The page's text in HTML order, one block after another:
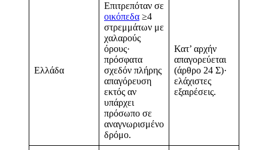
Ελλάδα
Επιτρεπόταν σε
οικόπεδα ≥4
στρεμμάτων με
χαλαρούς
όρους·
πρόσφατα
σχεδόν πλήρης
απαγόρευση
εκτός αν
υπάρχει
πρόσωπο σε
αναγνωρισμένο
δρόμο.
Κατ’ αρχήν
απαγορεύεται
(άρθρο 24 Σ)·
ελάχιστες
εξαιρέσεις.